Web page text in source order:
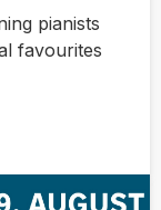
pianists
favourites